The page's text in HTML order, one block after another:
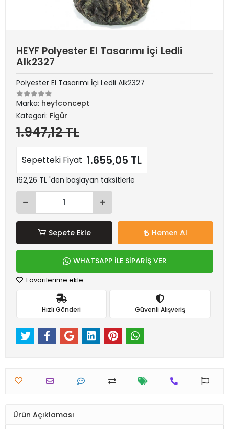
HEYF Polyester El Tasarımı İçi Ledli
Alk2327
Polyester El Tasarımı İçi Ledli Alk2327
Marka: heyfconcept
Kategori: Figür
1.947,12 TL
Sepetteki Fiyat 1.655,05 TL
162,26 TL 'den başlayan taksitlerle
Sepete Ekle Hemen Al
WHATSAPP İLE SİPARİŞ VER
Favorilerime ekle
Hızlı Gönderi Güvenli Alışveriş
Ürün Açıklaması